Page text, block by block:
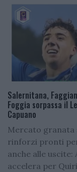
Salernitana,
Foggia sorpassa il
Capuano
Mercato granata
rinforzi pronti
anche alle uscite:
accelera per